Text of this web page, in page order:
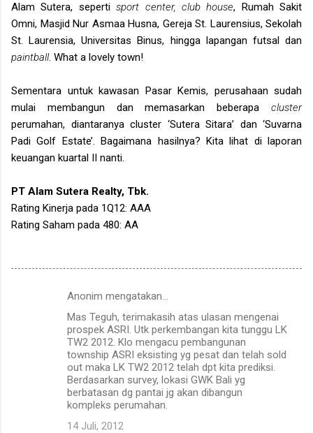
Alam Sutera, sepertisport center, club house, Rumah Sakit
Omni, Masjid Nur Asmaa Husna, Gereja St. Laurensius, Sekolah
St. Laurensia, Universitas Binus, hingga lapangan futsal dan
paintball. What a lovely town!
Sementara untuk kawasan Pasar Kemis, perusahaan sudah
mulai membangun dan memasarkan beberapa cluster
perumahan, diantaranya cluster ‘Sutera Sitara’ dan ‘Suvarna
Padi Golf Estate’. Bagaimana hasilnya? Kita lihat di laporan
keuangan kuartal II nanti.
PT Alam Sutera Realty, Tbk.
Rating Kinerja pada 1Q12: AAA
Rating Saham pada 480: AA
Anonim mengatakan…
Mas Teguh, terimakasih atas ulasan mengenai
prospek ASRI. Utk perkembangan kita tunggu LK
TW2 2012. Klo mengacu pembangunan
township ASRI eksisting yg pesat dan telah sold
out maka LK TW2 2012 telah dpt kita prediksi.
Berdasarkan survey, lokasi GWK Bali yg
berbatasan dg pantai jg akan dibangun
kompleks perumahan.
14 Juli, 2012